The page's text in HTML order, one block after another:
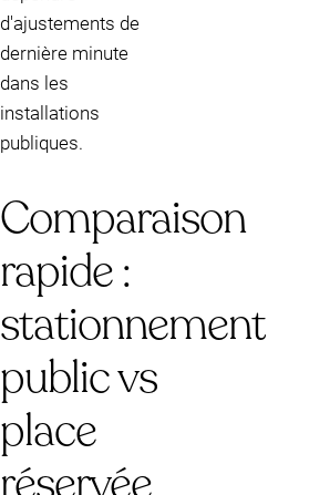
d'ajustements de
dernière minute
dans les
installations
publiques.
Comparaison
rapide :
stationnement
public vs
place